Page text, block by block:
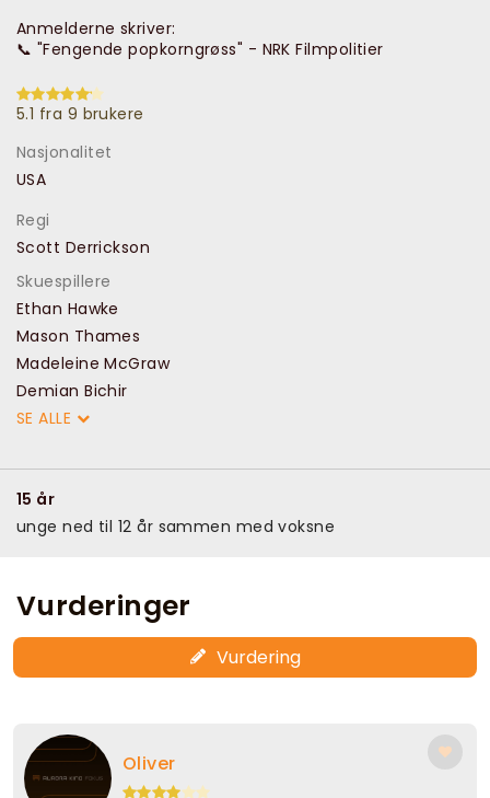
Anmelderne skriver:
📞 "Fengende popkorngrøss" - NRK Filmpolitier
5.1 fra 9 brukere
Nasjonalitet
USA
Regi
Scott Derrickson
Skuespillere
Ethan Hawke
Mason Thames
Madeleine McGraw
Demian Bichir
SE ALLE
15 år
unge ned til 12 år sammen med voksne
Vurderinger
Vurdering
Oliver